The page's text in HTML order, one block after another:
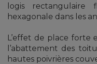
logis
hexagonale dans les
L’effet de place forte
l’abattement des
hautes poivrières